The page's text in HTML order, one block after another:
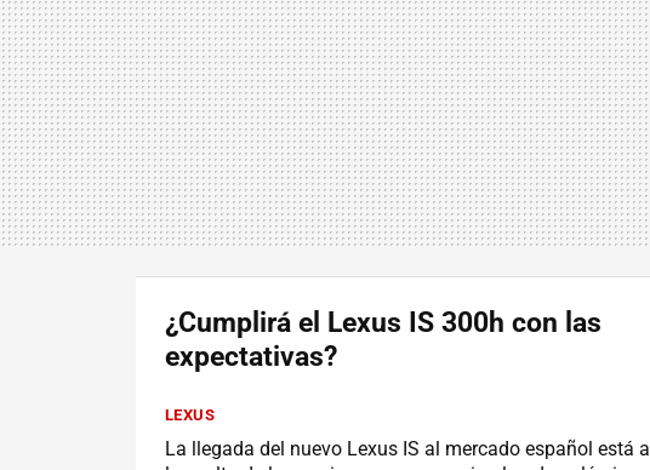
¿Cumplirá el Lexus IS 300h con las
expectativas?
LEXUS
La llegada del nuevo Lexus IS al mercado español está a